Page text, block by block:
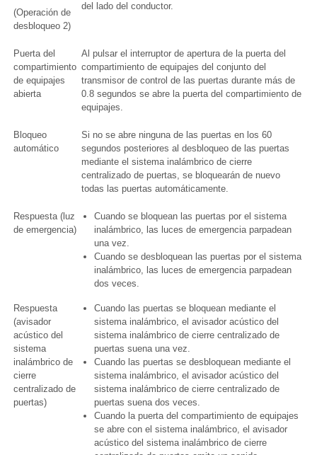
(Operación de
desbloqueo 2)
del lado del conductor.
Puerta del
compartimiento
de equipajes
abierta
Al pulsar el interruptor de apertura de la puerta del
compartimiento de equipajes del conjunto del
transmisor de control de las puertas durante más de
0.8 segundos se abre la puerta del compartimiento de
equipajes.
Bloqueo
automático
Si no se abre ninguna de las puertas en los 60
segundos posteriores al desbloqueo de las puertas
mediante el sistema inalámbrico de cierre
centralizado de puertas, se bloquearán de nuevo
todas las puertas automáticamente.
Respuesta (luz
de emergencia)
Cuando se bloquean las puertas por el sistema
inalámbrico, las luces de emergencia parpadean
una vez.
Cuando se desbloquean las puertas por el sistema
inalámbrico, las luces de emergencia parpadean
dos veces.
Respuesta
(avisador
acústico del
sistema
inalámbrico de
cierre
centralizado de
puertas)
Cuando las puertas se bloquean mediante el
sistema inalámbrico, el avisador acústico del
sistema inalámbrico de cierre centralizado de
puertas suena una vez.
Cuando las puertas se desbloquean mediante el
sistema inalámbrico, el avisador acústico del
sistema inalámbrico de cierre centralizado de
puertas suena dos veces.
Cuando la puerta del compartimiento de equipajes
se abre con el sistema inalámbrico, el avisador
acústico del sistema inalámbrico de cierre